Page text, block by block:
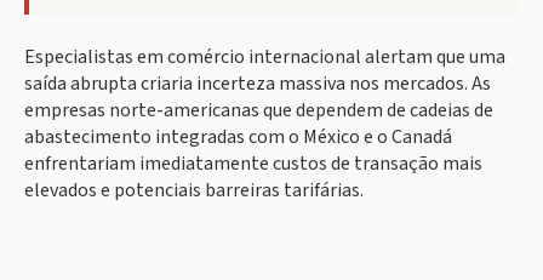
Especialistas em comércio internacional alertam que uma
saída abrupta criaria incerteza massiva nos mercados. As
empresas norte-americanas que dependem de cadeias de
abastecimento integradas com o México e o Canadá
enfrentariam imediatamente custos de transação mais
elevados e potenciais barreiras tarifárias.